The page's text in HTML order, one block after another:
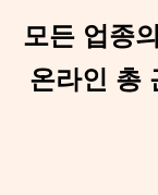
모든 업종
온라인 총